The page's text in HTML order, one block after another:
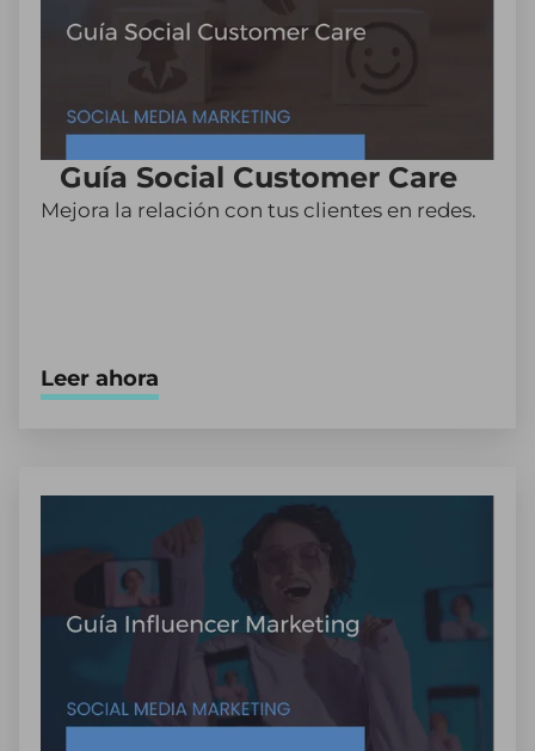
Guía Social Customer Care
Mejora la relación con tus clientes en redes.
Leer ahora